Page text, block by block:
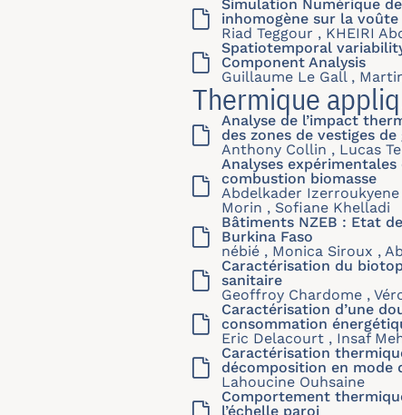
Simulation Numérique
inhomogène sur la voûte
Riad Teggour , KHEIRI
Spatiotemporal
Component Analysis
Guillaume Le Gall ,
Thermique
Analyse de l’impact
des zones de vestiges de
Anthony Collin , Lucas
Analyses
combustion biomasse
Abdelkader
Morin , Sofiane Khelladi
Bâtiments NZEB : Etat
Burkina Faso
nébié , Monica Siroux ,
Caractérisation du
sanitaire
Geoffroy Chardome ,
Caractérisation d’une
consommation
Eric Delacourt , Insaf
Caractérisation
décomposition en mode
Lahoucine Ouhsaine
Comportement
l’échelle paroi